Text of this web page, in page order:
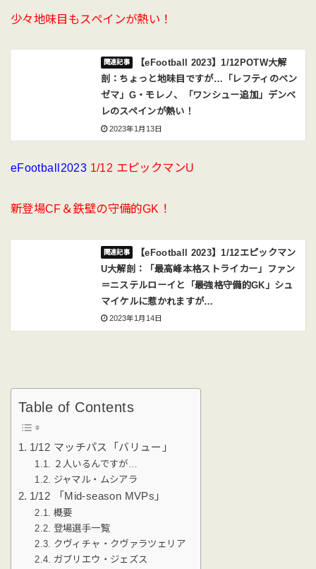
少々地味目もスペインが熱い！
【eFootball 2023】1/12POTW大解
剖：ちょっと地味目ですが…「レフティのベン
ゼマ」G・モレノ、「ワンシュー追加」デンベ
レのスペインが熱い！
2023年1月13日
eFootball2023 1/12 エピックマンU
新登場CF＆鉄壁の守備的GK！
【eFootball 2023】1/12エピックマン
U大解剖：「最高峰本格ストライカー」ファン
＝ニステルローイと「最強格守備的GK」シュ
マイケルに惹かれますが…
2023年1月14日
Table of Contents
1/12 マッチパス「バリュー」
２人いるんですが…
ジャマル・ムシアラ
1/12 「Mid-season MVPs」
概要
登場選手一覧
クヴィチャ・クヴァラツェリア
ガブリエウ・ジェズス